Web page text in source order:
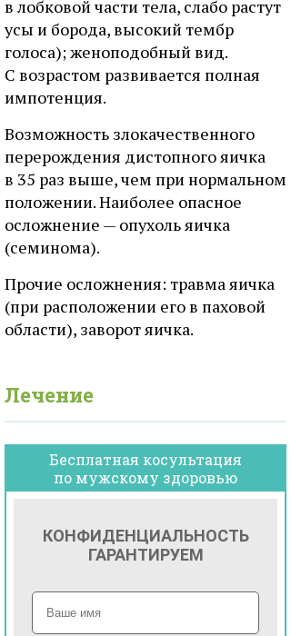
в лобковой части тела, слабо растут
усы и борода, высокий тембр
голоса); женоподобный вид.
С возрастом развивается полная
импотенция.
Возможность злокачественного
перерождения дистопного яичка
в 35 раз выше, чем при нормальном
положении. Наиболее опасное
осложнение — опухоль яичка
(семинома).
Прочие осложнения: травма яичка
(при расположении его в паховой
области), заворот яичка.
Лечение
Бесплатная косультация
по мужскому здоровью